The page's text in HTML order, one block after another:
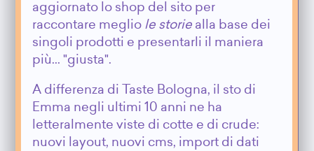
aggiornato lo shop del sito per
raccontare meglio le storie alla base dei
singoli prodotti e presentarli il maniera
più... "giusta".
A differenza di Taste Bologna, il sto di
Emma negli ultimi 10 anni ne ha
letteralmente viste di cotte e di crude:
nuovi layout, nuovi cms, import di dati